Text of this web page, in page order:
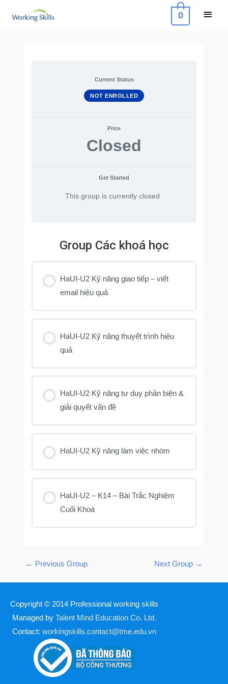
0
Current Status
NOT ENROLLED
Price
Closed
Get Started
This group is currently closed
Group Các khoá học
HaUI-U2 Kỹ năng giao tiếp – viết
email hiệu quả
0% COMPLETE 0/0 Steps
HaUI-U2 Kỹ năng thuyết trình hiệu
quả
0% COMPLETE 0/0 Steps
HaUI-U2 Kỹ năng tư duy phản biện &
giải quyết vấn đề
0% COMPLETE 0/0 Steps
HaUI-U2 Kỹ năng làm việc nhóm
0% COMPLETE 0/0 Steps
HaUI-U2 – K14 – Bài Trắc Nghiệm
Cuối Khoá
← Previous Group Next Group →
Copyright © 2014 Professional working skills
Managed by Talent Mind Education Co. Ltd.
Contact: workingskills.contact@tme.edu.vn